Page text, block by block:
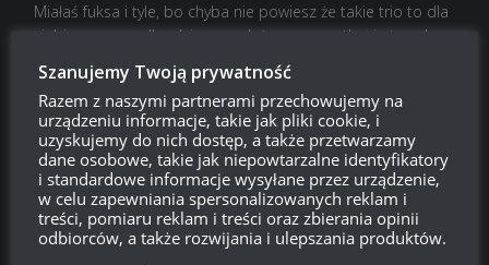
Miałaś fuksa i tyle, bo chyba nie powiesz że takie trio to dla
ciebie na porządku dziennym. Już samo spotkanie trzech
artylerii jest trudne, zwłaszcza przy włączeniu misji.
0 Odpowiedz
Gracz 15:20, 14 września 2017 15:20
Fajnie gdyby ograniczyli ilość td na bitwę. Zbyt często jest po
Szanujemy Twoją prywatność
Razem z naszymi partnerami przechowujemy na
urządzeniu informacje, takie jak pliki cookie, i
uzyskujemy do nich dostęp, a także przetwarzamy
dane osobowe, takie jak niepowtarzalne identyfikatory
i standardowe informacje wysyłane przez urządzenie,
w celu zapewniania spersonalizowanych reklam i
treści, pomiaru reklam i treści oraz zbierania opinii
odbiorców, a także rozwijania i ulepszania produktów.